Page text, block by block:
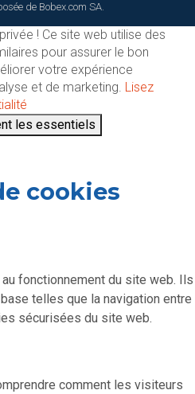
de Bobex.com SA.
! Ce site web utilise des
pour assurer le bon
votre expérience
et de marketing. Lisez
les essentiels
cookies
fonctionnement du site web. Ils
telles que la navigation entre
sécurisées du site web.
comment les visiteurs